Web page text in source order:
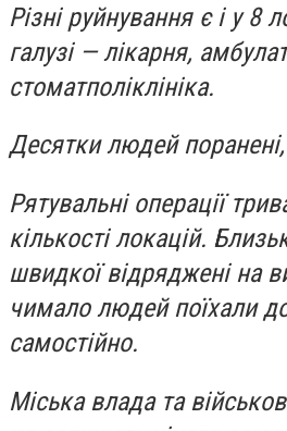
Різні руйнування є і у 8
галузі — лікарня,
стоматполіклініка.
Десятки людей поранені,
Рятувальні операції
кількості локацій.
швидкої відряджені на
чимало людей поїхали
самостійно.
Міська влада та